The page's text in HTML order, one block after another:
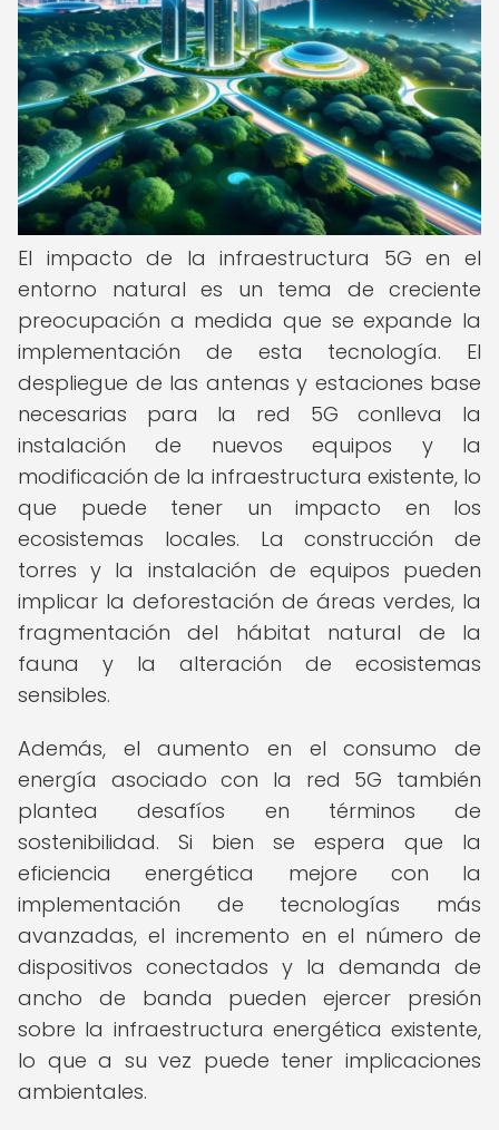
El impacto de la infraestructura 5G en el
entorno natural es un tema de creciente
preocupación a medida que se expande la
implementación de esta tecnología. El
despliegue de las antenas y estaciones base
necesarias para la red 5G conlleva la
instalación de nuevos equipos y la
modificación de la infraestructura existente, lo
que puede tener un impacto en los
ecosistemas locales. La construcción de
torres y la instalación de equipos pueden
implicar la deforestación de áreas verdes, la
fragmentación del hábitat natural de la
fauna y la alteración de ecosistemas
sensibles.
Además, el aumento en el consumo de
energía asociado con la red 5G también
plantea desafíos en términos de
sostenibilidad. Si bien se espera que la
eficiencia energética mejore con la
implementación de tecnologías más
avanzadas, el incremento en el número de
dispositivos conectados y la demanda de
ancho de banda pueden ejercer presión
sobre la infraestructura energética existente,
lo que a su vez puede tener implicaciones
ambientales.